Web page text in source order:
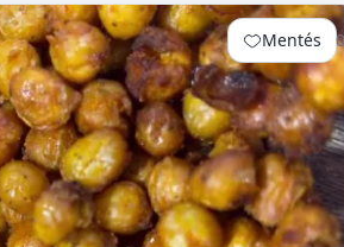
Mentés